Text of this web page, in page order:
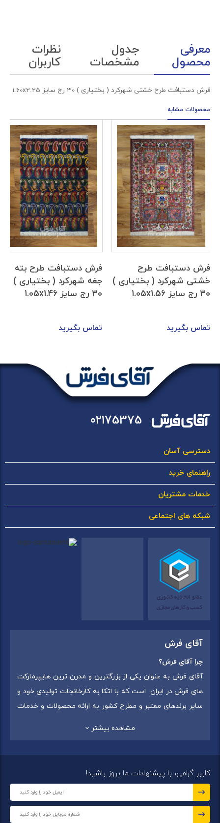
معرفی
محصول
جدول
مشخصات
نظرات
کاربران
فرش دستبافت طرح خشتی شهرکرد ( بختیاری ) 30 رج سایز 1.60x2.25
محصولات مشابه
فرش دستبافت طرح
خشتی شهرکرد ( بختیاری )
30 رج سایز 1.05x1.56
تماس بگیرید
فرش دستبافت طرح بته
جغه شهرکرد ( بختیاری )
30 رج سایز 1.05x1.46
تماس بگیرید
02175375
دسترسی آسان
راهنمای خرید
خدمات مشتریان
شبکه های اجتماعی
آقای فرش
چرا آقای فرش؟
آقای فرش به عنوان یکی از بزرگترین و مدرن ترین هایپرمارکت
های فرش در ایران است که با اتکا به کارخانجات تولیدی خود و
سایر برندهای معتبر و مطرح کشور به ارائه محصولات و خدمات
شهر:فردیس ) ، استان قزوین (شهر قزوین)
مجموعه در تمامی شعب خود بهترین برند ها و بافته های ایران
مشاهده بیشتر
کاربر گرامی، با پیشنهادات ما بروز باشید!